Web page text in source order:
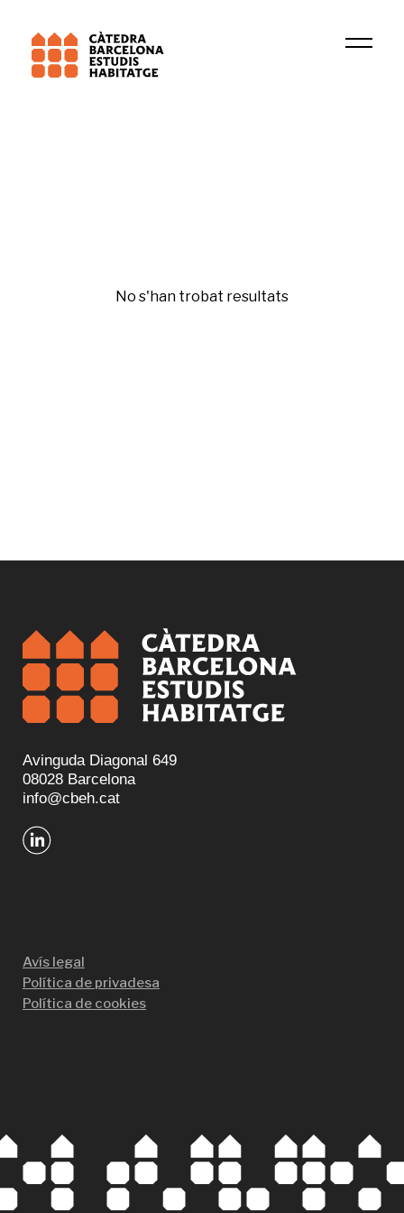
No s'han trobat resultats
Avinguda Diagonal 649
08028 Barcelona
info@cbeh.cat
Avís legal
Política de privadesa
Política de cookies